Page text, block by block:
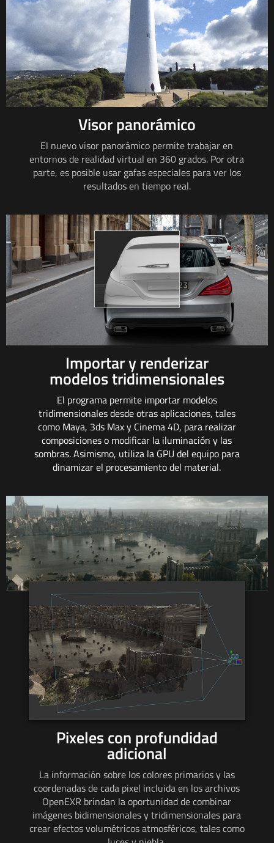
Visor panorámico
El nuevo visor panorámico permite trabajar en
entornos de realidad virtual en 360 grados. Por otra
parte, es posible usar gafas especiales para ver los
resultados en tiempo real.
Importar y renderizar
modelos tridimensionales
El programa permite importar modelos
tridimensionales desde otras aplicaciones, tales
como Maya, 3ds Max y Cinema 4D, para realizar
composiciones o modificar la iluminación y las
sombras. Asimismo, utiliza la GPU del equipo para
dinamizar el procesamiento del material.
Pixeles con profundidad
adicional
La información sobre los colores primariosy las
coordenadasde cada pixel incluida en los archivos
OpenEXR brindan la oportunidadde combinar
imágenes bidimensionales y tridimensionales para
crear efectos volumétricos atmosféricos, tales como